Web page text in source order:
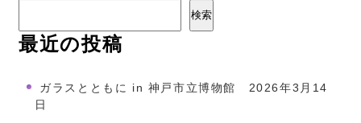
検索
最近の投稿
ガラスとともに in 神戸市立博物館 2026年3月14
日